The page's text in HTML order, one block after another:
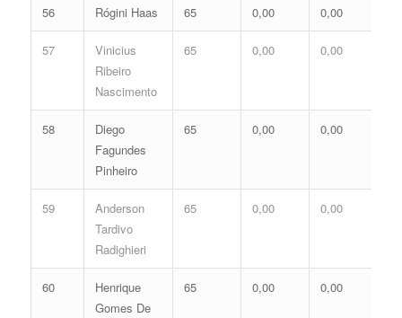
56 Rógini Haas 65 0,00 0,00
57
Vinicius
Ribeiro
Nascimento
65 0,00 0,00
58
Diego
Fagundes
Pinheiro
65 0,00 0,00
59
Anderson
Tardivo
Radighieri
65 0,00 0,00
60
Henrique
Gomes De
65 0,00 0,00